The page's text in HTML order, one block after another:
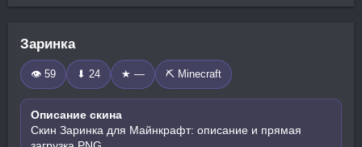
Заринка
👁 59 ⬇ 24 ★ — ⛏️ Minecraft
Описание скина
Скин Заринка для Майнкрафт: описание и прямая